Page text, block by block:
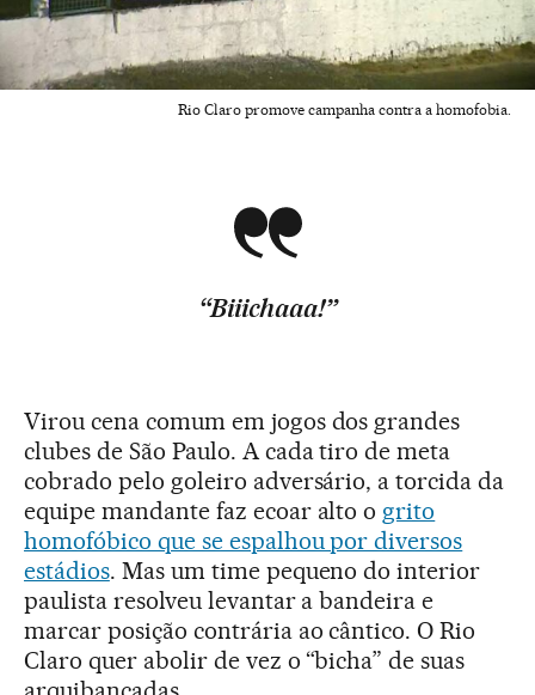
Rio Claro promove campanha contra a homofobia.
“Biiichaaa!”
Virou cena comum em jogos dos grandes
clubes de São Paulo. A cada tiro de meta
cobrado pelo goleiro adversário, a torcida da
equipe mandante faz ecoar alto o grito
homofóbico que se espalhou por diversos
estádios. Mas um time pequeno do interior
paulista resolveu levantar a bandeira e
marcar posição contrária ao cântico. O Rio
Claro quer abolir de vez o “bicha” de suas